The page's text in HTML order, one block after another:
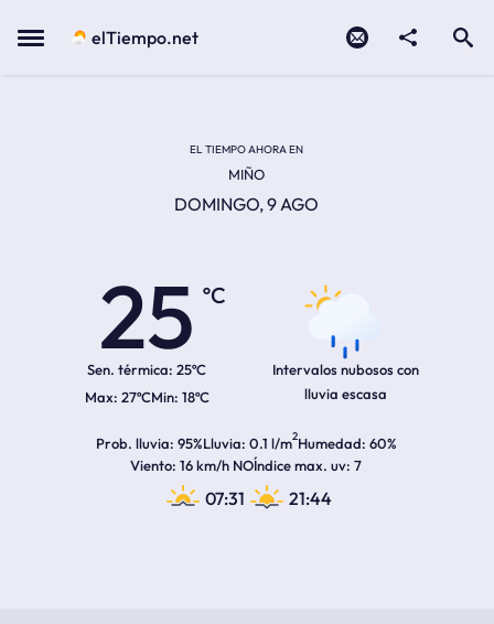
Menu elTiempo.net
EL TIEMPO AHORA EN
MIÑO
DOMINGO, 9 AGO
25
ºC
Sen. térmica: 25ºC
27ºC 18ºC
Intervalos nubosos con
lluvia escasa
Prob. lluvia 95%Lluvia 0.1 l/m2Humedad 60%
Viento 16 km/h NOÍndice max. uv 7
07:31 21:44